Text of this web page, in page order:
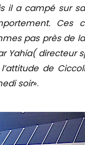
il a campé sur
Ces
pas près de
Yahia( directeur
de
soir».